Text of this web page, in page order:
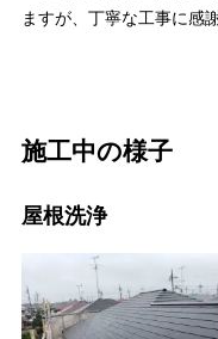
ますが、丁寧な工事に感
施工中の様子
屋根洗浄